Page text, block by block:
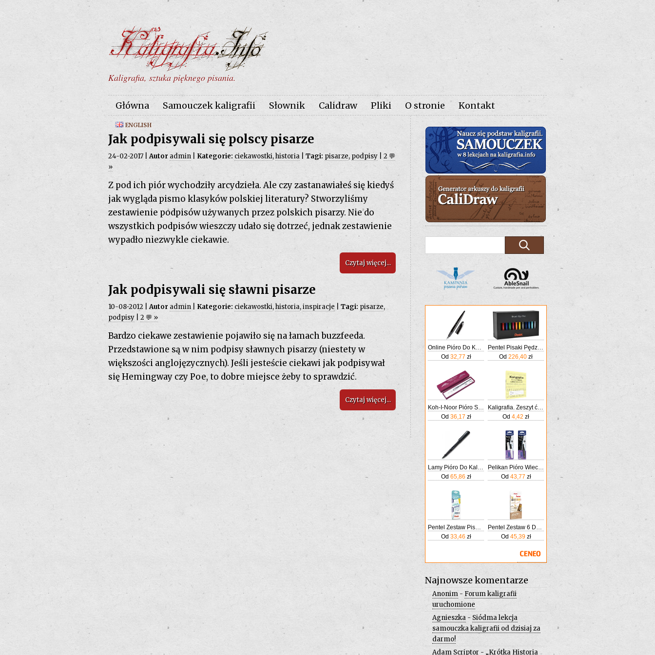
Kaligrafia, sztuka pięknego pisania.
Główna Samouczek kaligrafii Słownik Calidraw Pliki O stronie Kontakt
ENGLISH
Jak podpisywali się polscy pisarze
24-02-2017 |Autor admin Kategorie: ciekawostki,historia Tagi: pisarze, podpisy
2 💬
»
Z pod ich piór wychodziły arcydzieła. Ale czy zastanawiałeś się kiedyś
jak wygląda pismo klasyków polskiej literatury? Stworzyliśmy
zestawienie podpisów używanych przez polskich pisarzy. Nie do
wszystkich podpisów wieszczy udało się dotrzeć, jednak zestawienie
wypadło niezwykle ciekawie.
Czytaj więcej...
Jak podpisywali się sławni pisarze
10-08-2012 |Autor admin Kategorie: ciekawostki,historia,inspiracje Tagi: pisarze,
podpisy
2 💬 »
Bardzo ciekawe zestawienie pojawiło się na łamach buzzfeeda.
Przedstawione są w nim podpisy sławnych pisarzy (niestety w
większości anglojęzycznych). Jeśli jesteście ciekawi jak podpisywał
się Hemingway czy Poe, to dobre miejsce żeby to sprawdzić.
Czytaj więcej...
Od 32,77 zł
Od 226,40 zł
Od 36,17 zł
Od 4,42 zł
Od 65,86 zł
Od 43,77 zł
Od 33,46 zł
Od 45,39zł
Najnowsze komentarze
Anonim - Forum kaligrafii
uruchomione
Agnieszka - Siódma lekcja
samouczka kaligrafii od dzisiaj za
darmo!
Adam Scriptor - „Krótka Historia